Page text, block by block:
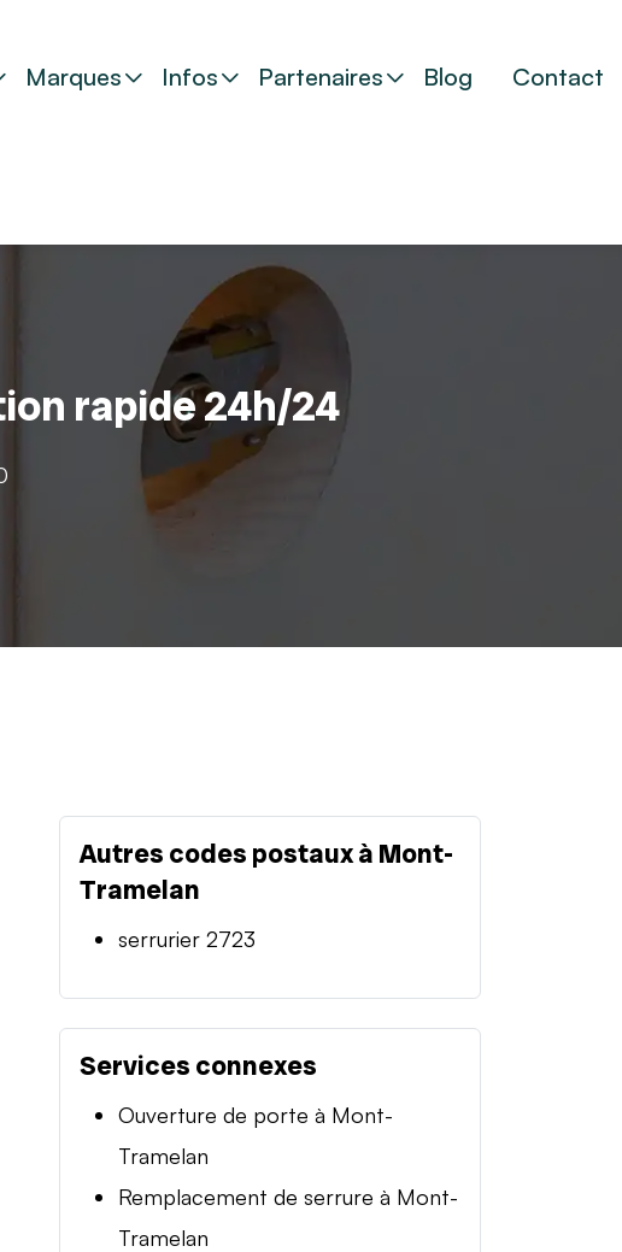
Marques Infos Partenaires Blog Contact
rapide 24h/24
Autres codes postaux à Mont-
Tramelan
serrurier 2723
Services connexes
Ouverture de porte à Mont-
Tramelan
Remplacement de serrure à Mont-
Tramelan